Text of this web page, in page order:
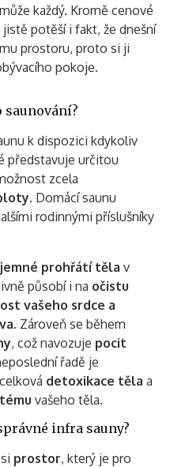
Vyhledávání
každý. Kromě cenové
potěší i fakt, že dnešní
prostoru, proto si ji
pokoje.
saunování?
k dispozici kdykoliv
představuje určitou
zcela
. Domácí saunu
rodinnými příslušníky
prohřátí těla v
působí i na očistu
vašeho srdce a
Zároveň se během
, což navozuje pocit
řadě je
detoxikace těla a
vašeho těla.
infra sauny?
prostor, který je pro